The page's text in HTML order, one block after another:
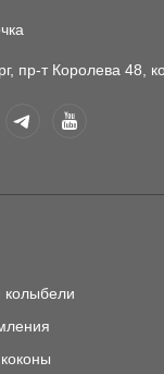
пр-т Королева 48,
колыбели